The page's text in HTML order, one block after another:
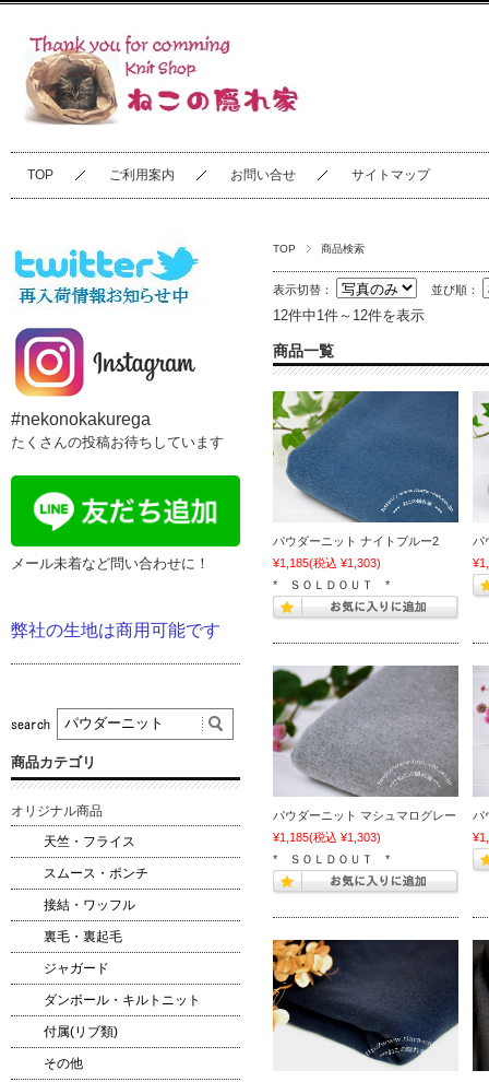
TOP ご利用案内 お問い合せ サイトマップ
TOP 商品検索
表示切替： 並び順：
12件中1件～12件を表示
商品一覧
パウダーニット ナイトブルー2
¥1,185(税込 ¥1,303)
* ＳＯＬＤＯＵＴ *
パ
パウダーニット マシュマログレー
¥1,185(税込 ¥1,303)
* ＳＯＬＤＯＵＴ *
パ
#nekonokakurega
たくさんの投稿お待ちしています
メール未着など問い合わせに！
弊社の生地は商用可能です
商品カテゴリ
オリジナル商品
天竺・フライス
スムース・ポンチ
接結・ワッフル
裏毛・裏起毛
ジャガード
ダンボール・キルトニット
付属(リブ類)
その他